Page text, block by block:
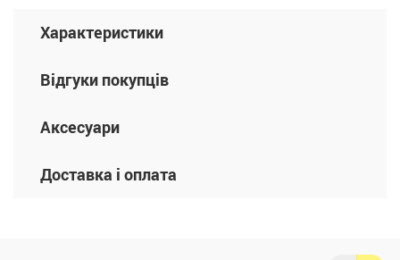
Характеристики
Відгуки покупців
Аксесуари
Доставка і оплата